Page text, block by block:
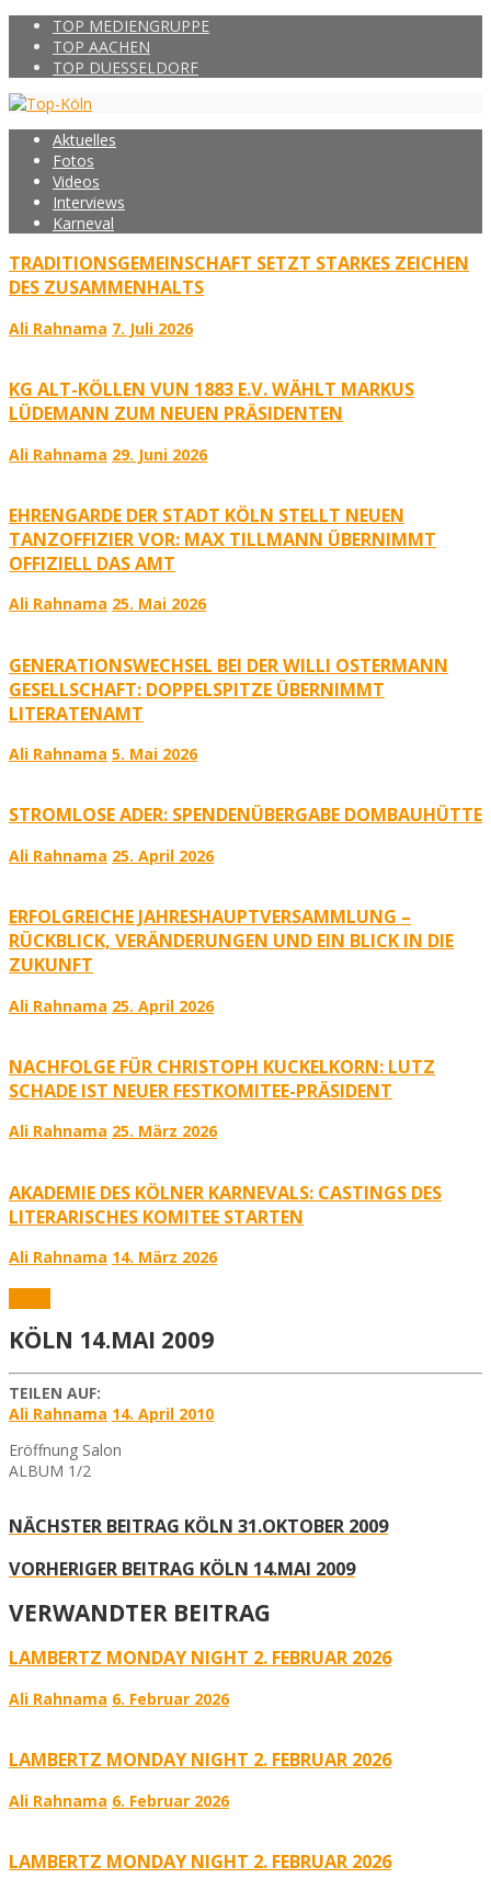
TOP MEDIENGRUPPE
TOP AACHEN
TOP DUESSELDORF
Aktuelles
Fotos
Videos
Interviews
Karneval
TRADITIONSGEMEINSCHAFT SETZT STARKES ZEICHEN
DES ZUSAMMENHALTS
Ali Rahnama 7. Juli 2026
KG ALT-KÖLLEN VUN 1883 E.V. WÄHLT MARKUS
LÜDEMANN ZUM NEUEN PRÄSIDENTEN
Ali Rahnama 29. Juni 2026
EHRENGARDE DER STADT KÖLN STELLT NEUEN
TANZOFFIZIER VOR: MAX TILLMANN ÜBERNIMMT
OFFIZIELL DAS AMT
Ali Rahnama 25. Mai 2026
GENERATIONSWECHSEL BEI DER WILLI OSTERMANN
GESELLSCHAFT: DOPPELSPITZE ÜBERNIMMT
LITERATENAMT
Ali Rahnama 5. Mai 2026
STROMLOSE ADER: SPENDENÜBERGABE DOMBAUHÜTTE
Ali Rahnama 25. April 2026
ERFOLGREICHE JAHRESHAUPTVERSAMMLUNG –
RÜCKBLICK, VERÄNDERUNGEN UND EIN BLICK IN DIE
ZUKUNFT
Ali Rahnama 25. April 2026
NACHFOLGE FÜR CHRISTOPH KUCKELKORN: LUTZ
SCHADE IST NEUER FESTKOMITEE-PRÄSIDENT
Ali Rahnama 25. März 2026
AKADEMIE DES KÖLNER KARNEVALS: CASTINGS DES
LITERARISCHES KOMITEE STARTEN
Ali Rahnama 14. März 2026
KÖLN 14.MAI 2009
TEILEN AUF:
Ali Rahnama 14. April 2010
Eröffnung Salon
ALBUM 1/2
NÄCHSTER BEITRAG KÖLN 31.OKTOBER 2009
VORHERIGER BEITRAG KÖLN 14.MAI 2009
VERWANDTER BEITRAG
LAMBERTZ MONDAY NIGHT 2. FEBRUAR 2026
Ali Rahnama 6. Februar 2026
LAMBERTZ MONDAY NIGHT 2. FEBRUAR 2026
Ali Rahnama 6. Februar 2026
LAMBERTZ MONDAY NIGHT 2. FEBRUAR 2026